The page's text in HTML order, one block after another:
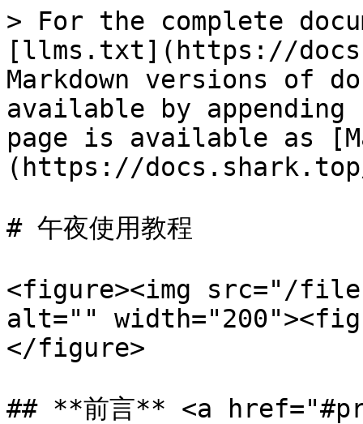
> For the complete
[llms.txt](https://
Markdown versions of
available by
page is available as
(https://
# 午夜使用教程
<figure><img src="/files/
alt=""
</figure>
## **前言** <a